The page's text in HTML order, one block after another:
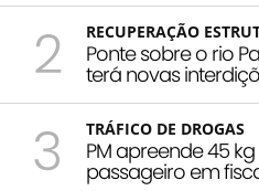
2 RECUPERAÇÃO
Ponte sobre o rio
terá novas
3 TRÁFICO DE DROGAS
PM apreende 45
passageiro em